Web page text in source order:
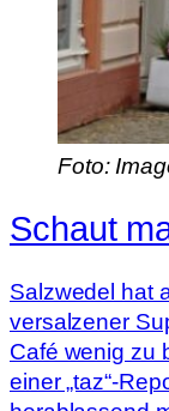
Foto:
Schaut
Salzwedel hat
versalzener
Café wenig zu
einer „taz“-